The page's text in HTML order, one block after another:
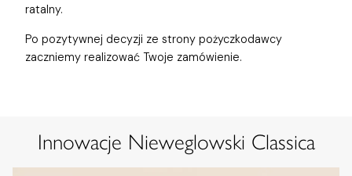
ratalny.
Po pozytywnej decyzji ze strony pożyczkodawcy
zaczniemy realizować Twoje zamówienie.
Innowacje Nieweglowski Classica